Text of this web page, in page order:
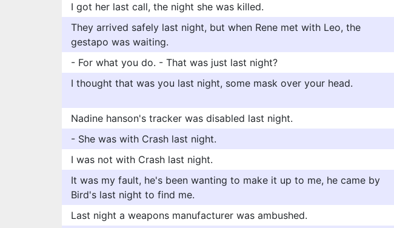
I got her last call, the night she was killed.
They arrived safely last night, but when Rene met with Leo, the
gestapo was waiting.
- For what you do. - That was just last night?
I thought that was you last night, some mask over your head.
Nadine hanson's tracker was disabled last night.
- She was with Crash last night.
I was not with Crash last night.
It was my fault, he's been wanting to make it up to me, he came by
Bird's last night to find me.
Last night a weapons manufacturer was ambushed.